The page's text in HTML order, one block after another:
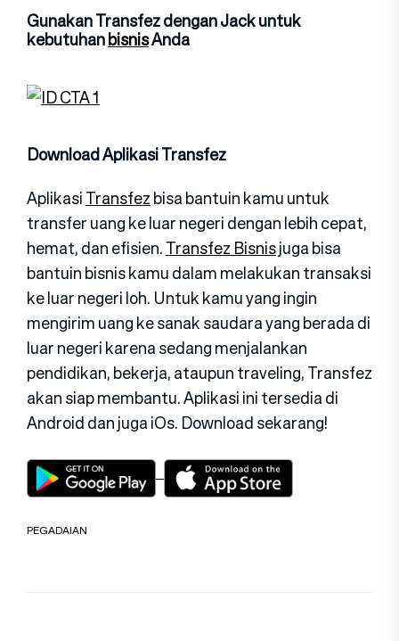
Gunakan Transfez dengan Jack untuk
kebutuhanbisnisAnda
Download Aplikasi Transfez
AplikasiTransfezbisa bantuin kamu untuk
transfer uang ke luar negeri dengan lebih cepat,
hemat, dan efisien.Transfez Bisnisjuga bisa
bantuin bisnis kamu dalam melakukan transaksi
ke luar negeri loh. Untuk kamu yang ingin
mengirim uang ke sanak saudara yang berada di
luar negeri karena sedang menjalankan
pendidikan, bekerja, ataupun traveling, Transfez
akan siap membantu. Aplikasi ini tersedia di
Android dan juga iOs. Download sekarang!
PEGADAIAN